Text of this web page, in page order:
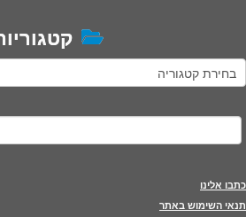
קטגוריות
חיפוש:
כתבו אלינו
תנאי השימוש באתר